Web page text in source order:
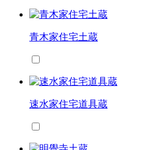
青木家住宅土蔵
速水家住宅道具蔵